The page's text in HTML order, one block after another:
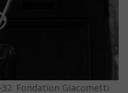
32. Fondation Giacometti